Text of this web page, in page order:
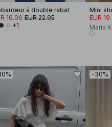
à double rabat
16.06 EUR 22.95
+1
Mini
EUR
Maria
-30%